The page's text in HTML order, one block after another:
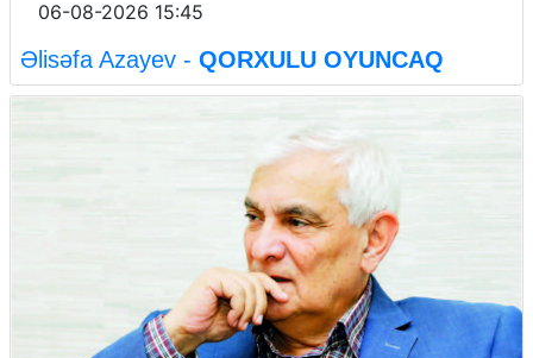
06-08-2026 15:45
Əlisəfa Azayev - QORXULU OYUNCAQ